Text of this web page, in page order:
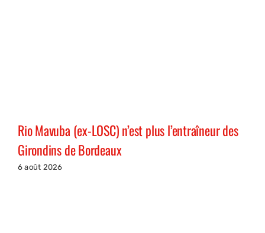
Rio Mavuba (ex-LOSC) n’est plus l’entraîneur des
Girondins de Bordeaux
6 août 2026